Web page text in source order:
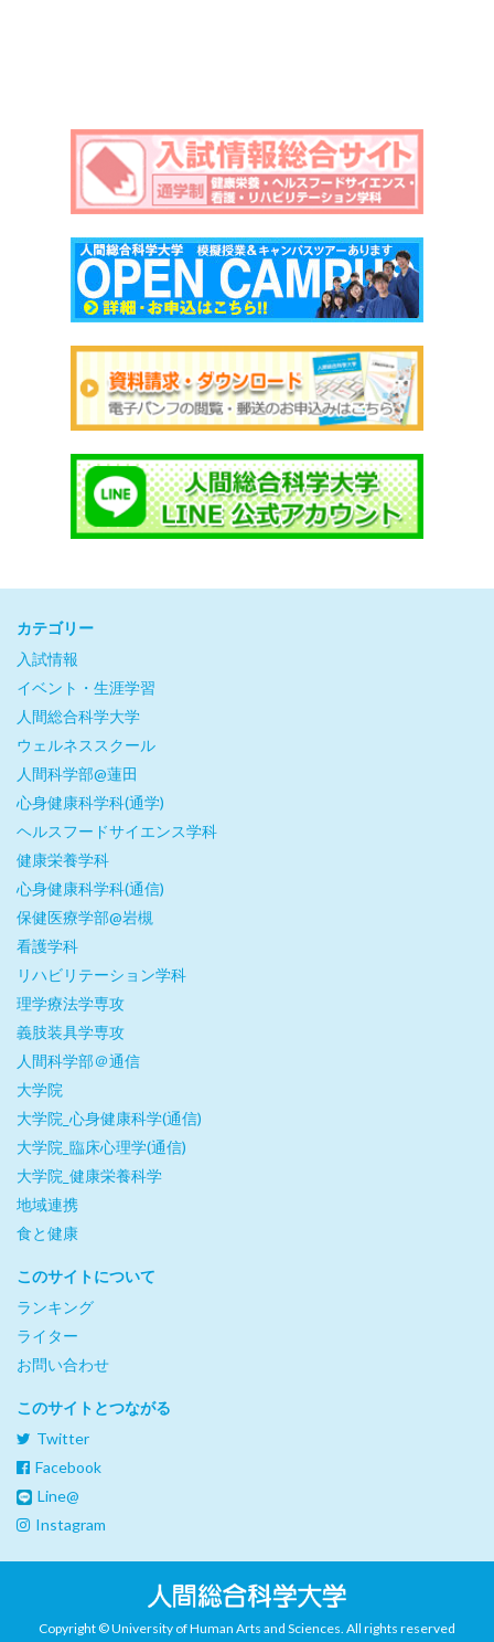
カテゴリー
入試情報
イベント・生涯学習
人間総合科学大学
ウェルネススクール
人間科学部@蓮田
心身健康科学科(通学)
ヘルスフードサイエンス学科
健康栄養学科
心身健康科学科(通信)
保健医療学部@岩槻
看護学科
リハビリテーション学科
理学療法学専攻
義肢装具学専攻
人間科学部＠通信
大学院
大学院_心身健康科学(通信)
大学院_臨床心理学(通信)
大学院_健康栄養科学
地域連携
食と健康
このサイトについて
ランキング
ライター
お問い合わせ
このサイトとつながる
Twitter
Facebook
Line@
Instagram
Copyright © University of Human Arts and Sciences. All rights reserved